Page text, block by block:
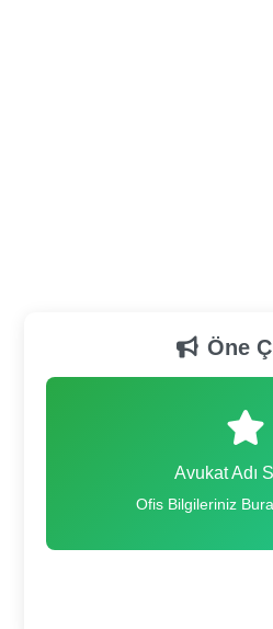
Öne
Avukat Adı
Ofis Bilgileriniz